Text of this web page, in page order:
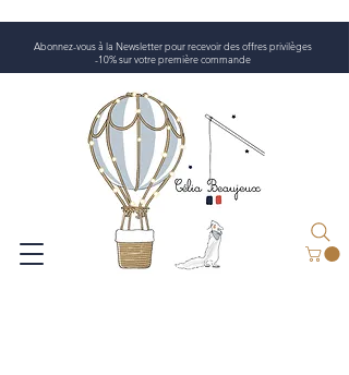
Abonnez-vous à la Newsletter pour recevoir des offres privilèges
-10% sur votre première commande